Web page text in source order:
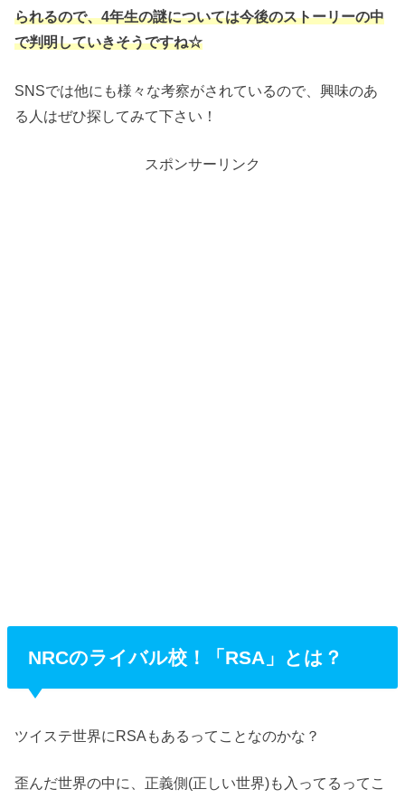
られるので、4年生の謎については今後のストーリーの中
で判明していきそうですね☆
SNSでは他にも様々な考察がされているので、興味のあ
る人はぜひ探してみて下さい！
スポンサーリンク
NRCのライバル校！「RSA」とは？
ツイステ世界にRSAもあるってことなのかな？
歪んだ世界の中に、正義側(正しい世界)も入ってるってこ